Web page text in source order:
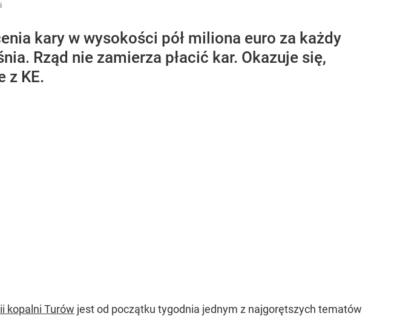
kary w wysokości pół miliona euro za każdy
Rząd nie zamierza płacić kar. Okazuje się,
z KE.
kopalni Turów jest od początku tygodnia jednym z najgorętszych tematów